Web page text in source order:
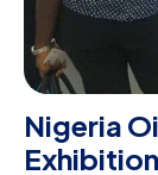
Nigeria
Exhibition